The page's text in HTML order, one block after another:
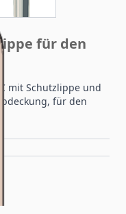
für den
mit Schutzlippe und
für den